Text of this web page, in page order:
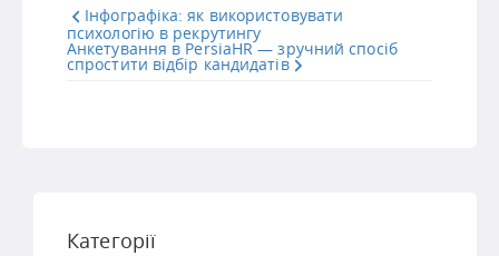
Інфографіка: як використовувати
психологію в рекрутингу
Анкетування в PersiaHR — зручний спосіб
спростити відбір кандидатів
Категорії